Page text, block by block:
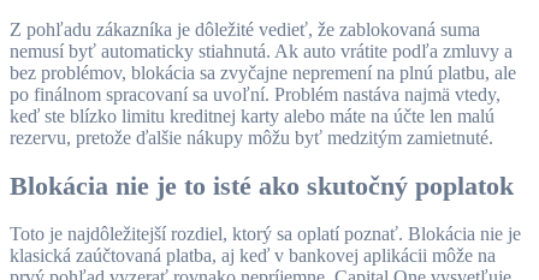
Z pohľadu zákazníka je dôležité vedieť, že zablokovaná suma
nemusí byť automaticky stiahnutá. Ak auto vrátite podľa zmluvy a
bez problémov, blokácia sa zvyčajne nepremení na plnú platbu, ale
po finálnom spracovaní sa uvoľní. Problém nastáva najmä vtedy,
keď ste blízko limitu kreditnej karty alebo máte na účte len malú
rezervu, pretože ďalšie nákupy môžu byť medzitým zamietnuté.
Blokácia nie je to isté ako skutočný poplatok
Toto je najdôležitejší rozdiel, ktorý sa oplatí poznať. Blokácia nie je
klasická zaúčtovaná platba, aj keď v bankovej aplikácii môže na